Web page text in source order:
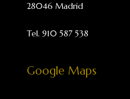
28046 Madrid
Tel. 910 587 538
Google Maps